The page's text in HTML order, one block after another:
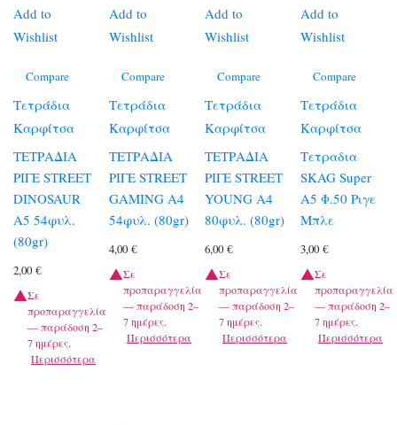
Add to
Wishlist
Compare
Τετράδια
Καρφίτσα
ΤΕΤΡΑΔΙΑ
ΡΙΓΕ STREET
DINOSAUR
A5 54φυλ.
(80gr)
2,00 €
Σε
προπαραγγελία
— παράδοση 2–
7 ημέρες.
Περισσότερα
Add to
Wishlist
Compare
Τετράδια
Καρφίτσα
ΤΕΤΡΑΔΙΑ
ΡΙΓΕ STREET
GAMING A4
54φυλ. (80gr)
4,00€
Σε
προπαραγγελία
— παράδοση 2–
7 ημέρες.
Περισσότερα
Add to
Wishlist
Compare
Τετράδια
Καρφίτσα
ΤΕΤΡΑΔΙΑ
ΡΙΓΕ STREET
YOUNG A4
80φυλ. (80gr)
6,00€
Σε
προπαραγγελία
— παράδοση 2–
7 ημέρες.
Περισσότερα
Add to
Wishlist
Compare
Τετράδια
Καρφίτσα
Τετραδια
SKAG Super
Α5 Φ.50 Ριγε
Μπλε
3,00€
Σε
προπαραγγελία
— παράδοση 2–
7 ημέρες.
Περισσότερα